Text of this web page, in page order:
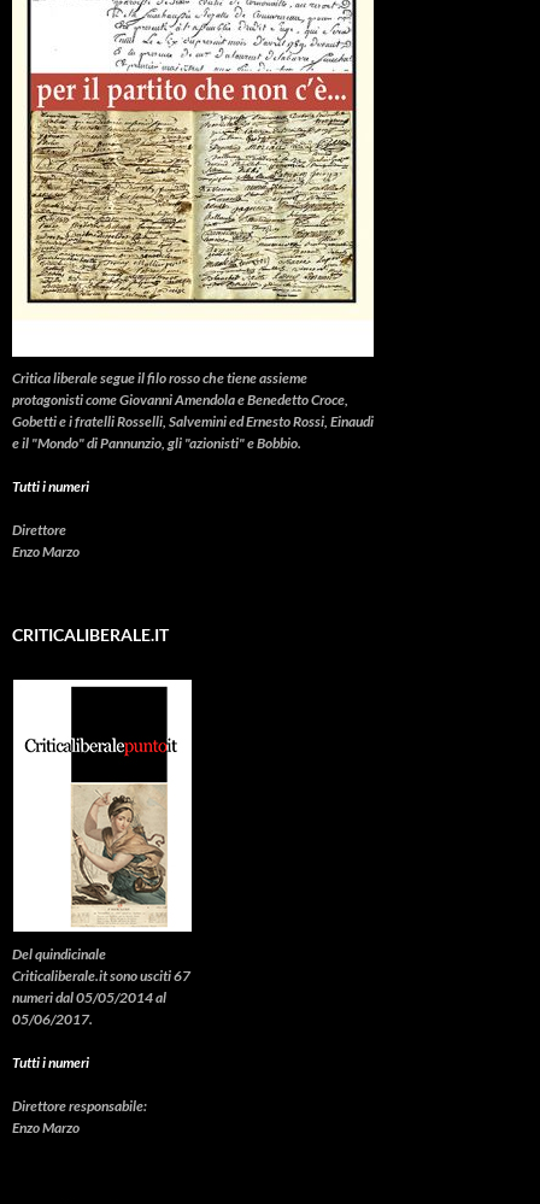
Critica liberalesegue il filo rosso che tiene assieme
protagonisti come Giovanni Amendola e Benedetto Croce,
Gobetti e i fratelli Rosselli, Salvemini ed Ernesto Rossi, Einaudi
e il "Mondo" di Pannunzio, gli "azionisti" e Bobbio.
Tutti i numeri
Direttore
Enzo Marzo
CRITICALIBERALE.IT
Del quindicinale
Criticaliberale.it sono usciti 67
numeri dal 05/05/2014 al
05/06/2017.
Tutti i numeri
Direttore responsabile:
Enzo Marzo